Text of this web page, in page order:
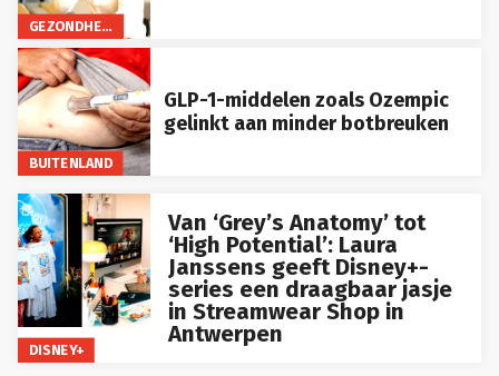
GEZONDHEID
BUITENLAND
GLP-1-middelen zoals Ozempic
gelinkt aan minder botbreuken
DISNEY+
Van ‘Grey’s Anatomy’ tot
‘High Potential’: Laura
Janssens geeft Disney+-
series een draagbaar jasje
in Streamwear Shop in
Antwerpen